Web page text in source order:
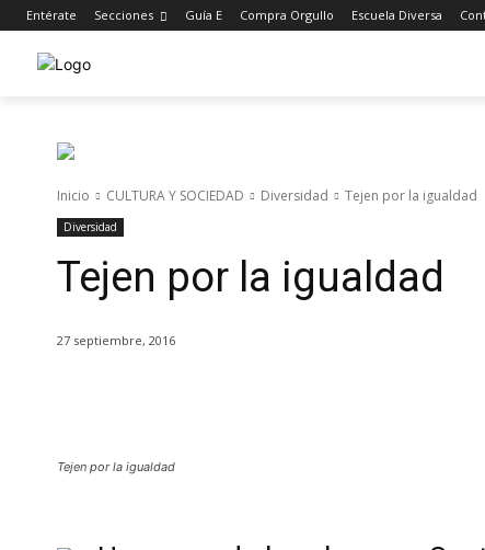
Entérate Secciones Guía E Compra Orgullo Escuela Diversa
Inicio CULTURA Y SOCIEDAD Diversidad Tejen por la igualdad
Diversidad
Tejen por la igualdad
27 septiembre, 2016
Tejen por la igualdad